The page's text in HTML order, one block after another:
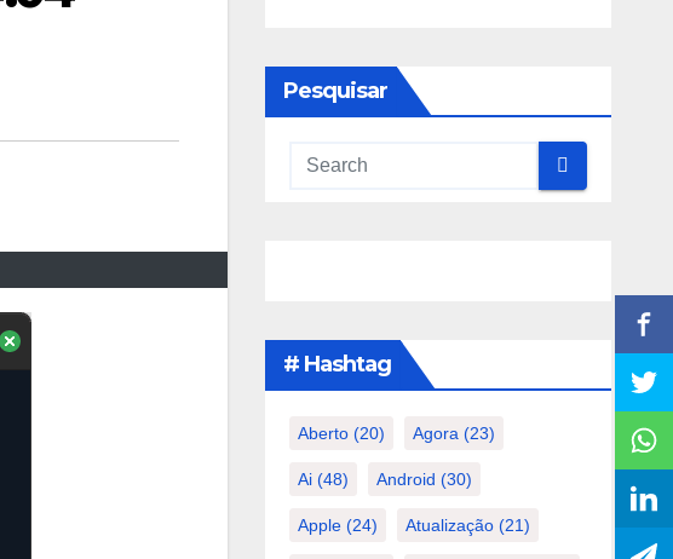
Pesquisar
# Hashtag
Aberto(20) Agora (23)
Ai(48) Android (30)
Apple(24) Atualização(21)